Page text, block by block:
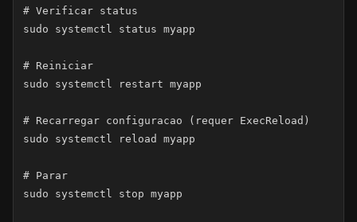
# Verificar status
sudo systemctl status myapp
# Reiniciar
sudo systemctl restart myapp
# Recarregar configuracao (requer ExecReload)
sudo systemctl reload myapp
# Parar
sudo systemctl stop myapp